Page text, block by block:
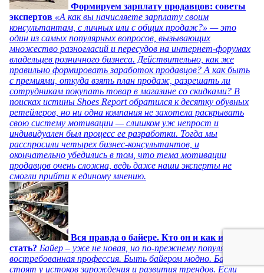
Формируем зарплату продавцов: советы
экспертов «А как вы начисляете зарплату своим
консультантам, с личных или с общих продаж?» — это
один из самых популярных вопросов, вызывающих
множество разногласий и пересудов на интернет-форумах
владельцев розничного бизнеса. Действительно, как же
правильно формировать заработок продавцов? А как быть
с премиями, откуда взять план продаж, разрешать ли
сотрудникам покупать товар в магазине со скидками? В
поисках истины Shoes Report обратился к десятку обувных
ретейлеров, но ни одна компания не захотела раскрывать
свою систему мотивации — слишком уж непрост и
индивидуален был процесс ее разработки. Тогда мы
расспросили четырех бизнес-консультантов, и
окончательно убедились в том, что тема мотивации
продавцов очень сложна, ведь даже наши эксперты не
смогли прийти к единому мнению.
Вся правда о байере. Кто он и как им
стать? Байер – уже не новая, но по-прежнему популярная и
востребованная профессия. Быть байером модно. Байеры
стоят у истоков зарождения и развития трендов. Если